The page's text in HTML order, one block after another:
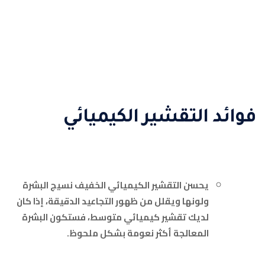
فوائد التقشير الكيميائي
يحسن التقشير الكيميائي الخفيف نسيج البشرة
ولونها ويقلل من ظهور التجاعيد الدقيقة، إذا كان
لديك تقشير كيميائي متوسط، فستكون البشرة
المعالجة أكثر نعومة بشكل ملحوظ.